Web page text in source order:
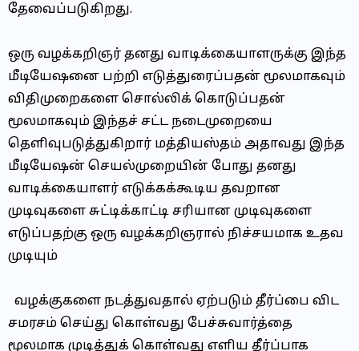
தேவைப்படுகிறது.
ஒரு வழக்கறிஞர் தனது வாடிக்கையாளருக்கு இந்த
மீடியேஷனை பற்றி எடுத்துரைப்பதன் மூலமாகவும்
விதிமுறைகளை சொல்லிக் கொடுப்பதன்
மூலமாகவும் இந்தச் சட்ட நடைமுறையை
தெளிவுபடுத்துகிறார் மத்தியஸ்தம் அதாவது இந்த
மீடியேஷன் செயல்முறையின் போது தனது
வாடிக்கையாளர் எடுக்கக்கூடிய தவறான
முடிவுகளை சுட்டிக்காட்டி சரியான முடிவுகளை
எடுப்பதற்கு ஒரு வழக்கறிஞரால் நிச்சயமாக உதவ
முடியும்
வழக்குகளை நடத்துவதால் ஏற்படும் தீர்ப்பை விட
சமரசம் செய்து கொள்வது பேச்சுவார்த்தை
மூலமாக முடித்துக் கொள்வது எளிய தீர்ப்பாக